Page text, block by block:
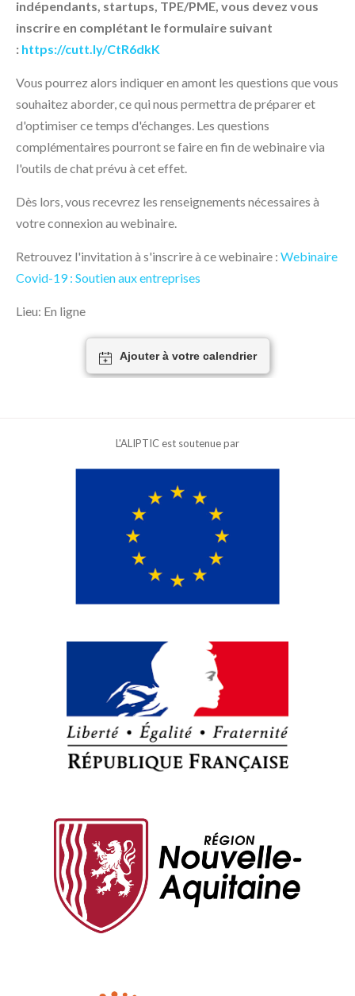
indépendants, startups, TPE/PME, vous devez vous
inscrire en complétant le formulaire suivant
: https://cutt.ly/CtR6dkK
Vous pourrez alors indiquer en amont les questions que vous
souhaitez aborder, ce qui nous permettra de préparer et
d'optimiser ce temps d'échanges. Les questions
complémentaires pourront se faire en fin de webinaire via
l'outils de chat prévu à cet effet.
Dès lors, vous recevrez les renseignements nécessaires à
votre connexion au webinaire.
Retrouvez l'invitation à s'inscrire à ce webinaire : Webinaire
Covid-19 : Soutien aux entreprises
Lieu: En ligne
Ajouter à votre calendrier
L'ALIPTIC est soutenue par